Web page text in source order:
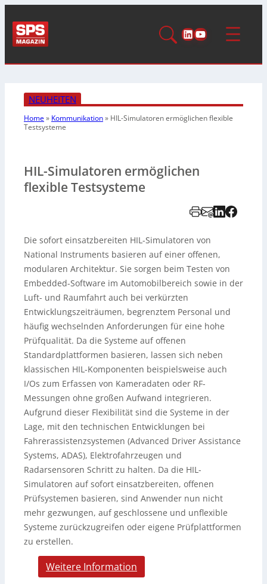
LinkedIn
YouTube
NEUHEITEN
Home» Kommunikation» HIL-Simulatoren ermöglichen flexible
Testsysteme
HIL-Simulatoren ermöglichen
flexible Testsysteme
Die sofort einsatzbereiten HIL-Simulatoren von
National Instruments basieren auf einer offenen,
modularen Architektur. Sie sorgen beim Testen von
Embedded-Software im Automobilbereich sowie in der
Luft- und Raumfahrt auch bei verkürzten
Entwicklungszeiträumen, begrenztem Personal und
häufig wechselnden Anforderungen für eine hohe
Prüfqualität. Da die Systeme auf offenen
Standardplattformen basieren, lassen sich neben
klassischen HIL-Komponenten beispielsweise auch
I/Os zum Erfassen von Kameradaten oder RF-
Messungen ohne großen Aufwand integrieren.
Aufgrund dieser Flexibilität sind die Systeme in der
Lage, mit den technischen Entwicklungen bei
Fahrerassistenzsystemen (Advanced Driver Assistance
Systems, ADAS), Elektrofahrzeugen und
Radarsensoren Schritt zu halten. Da die HIL-
Simulatoren auf sofort einsatzbereiten, offenen
Prüfsystemen basieren, sind Anwender nun nicht
mehr gezwungen, auf geschlossene und unflexible
Systeme zurückzugreifen oder eigene Prüfplattformen
zu erstellen.
Weitere Information